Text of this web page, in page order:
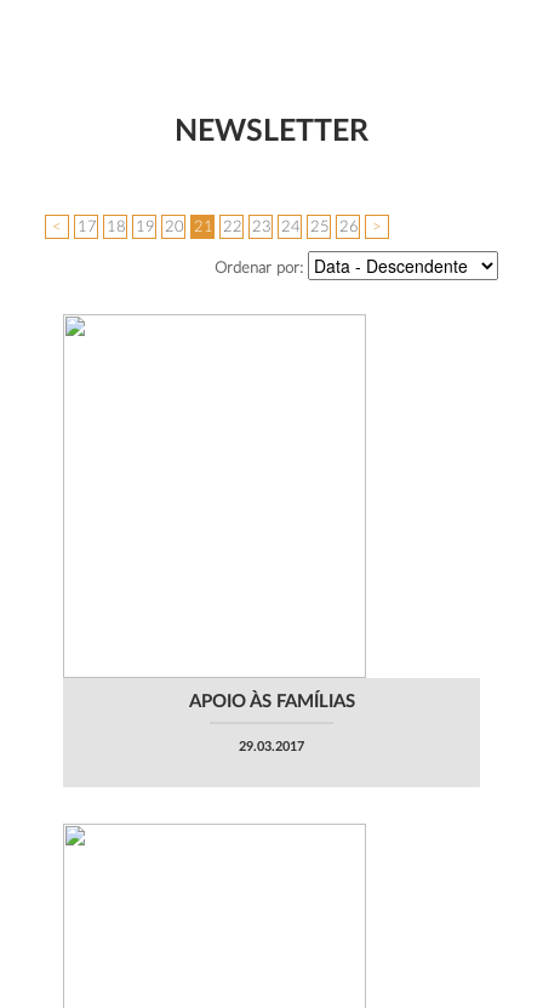
NEWSLETTER
< 17 18 19 20 21 22 23 24 25 26 >
Ordenar por:
APOIO ÀS FAMÍLIAS
29.03.2017